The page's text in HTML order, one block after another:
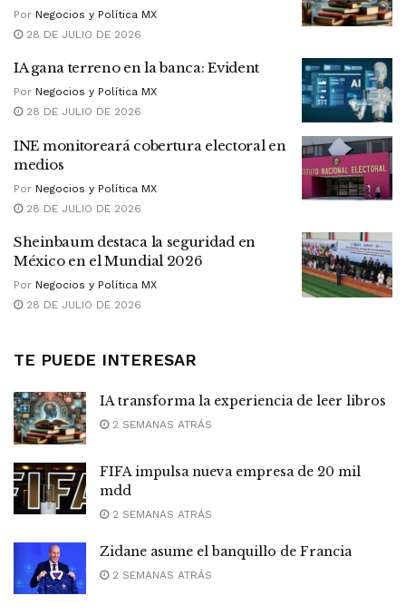
Por Negocios y Política MX
28 DE JULIO DE 2026
IA gana terreno en la banca: Evident
Por Negocios y Política MX
28 DE JULIO DE 2026
INE monitoreará cobertura electoral en
medios
Por Negocios y Política MX
28 DE JULIO DE 2026
Sheinbaum destaca la seguridad en
México en el Mundial 2026
Por Negocios y Política MX
28 DE JULIO DE 2026
TE PUEDE INTERESAR
IA transforma la experiencia de leer libros
2 SEMANAS ATRÁS
FIFA impulsa nueva empresa de 20 mil
mdd
2 SEMANAS ATRÁS
Zidane asume el banquillo de Francia
2 SEMANAS ATRÁS